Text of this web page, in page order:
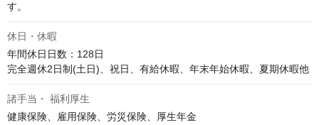
す。
休日・休暇
年間休日日数：128日
完全週休2日制(土日)、祝日、有給休暇、年末年始休暇、夏期休暇他
諸手当・ 福利厚生
健康保険、雇用保険、労災保険、厚生年金